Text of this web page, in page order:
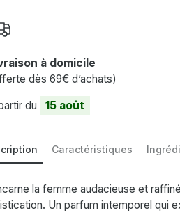
à domicile
dès 69€ d’achats)
du 15 août
Caractéristiques
la femme audacieuse et
Un parfum intemporel qui